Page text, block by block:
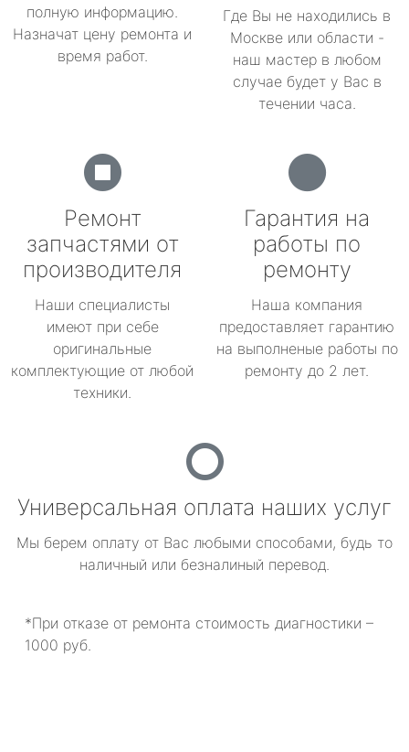
полную информацию.
Назначат цену ремонта и
время работ.
Где Вы не находились в
Москве или области -
наш мастер в любом
случае будет у Вас в
течении часа.
Ремонт
запчастями от
производителя
Наши специалисты
имеют при себе
оригинальные
комплектующие от любой
техники.
Гарантия на
работы по
ремонту
Наша компания
предоставляет гарантию
на выполненые работы по
ремонту до 2 лет.
Универсальная оплата наших услуг
Мы берем оплату от Вас любыми способами, будь то
наличный или безналиный перевод.
*При отказе от ремонта стоимость диагностики –
1000 руб.